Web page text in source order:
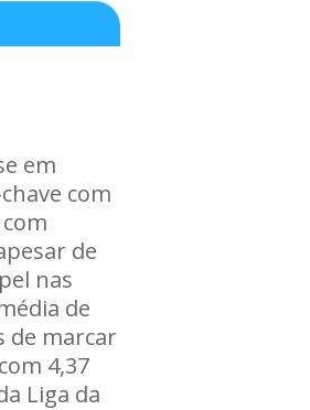
em
com
de
nas
de
de marcar
4,37
Liga da